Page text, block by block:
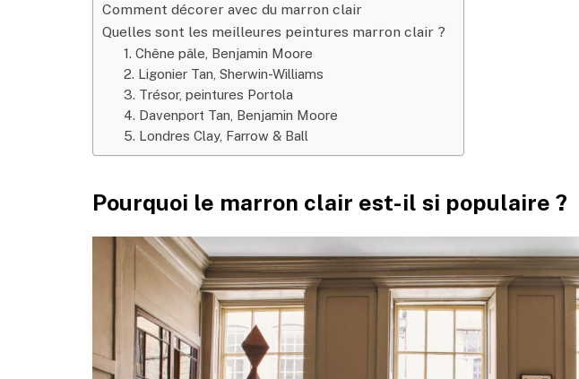
Comment décorer avec du marron clair
Quelles sont les meilleures peintures marron clair ?
1. Chêne pâle, Benjamin Moore
2. Ligonier Tan, Sherwin-Williams
3. Trésor, peintures Portola
4. Davenport Tan, Benjamin Moore
5. Londres Clay, Farrow & Ball
Pourquoi le marron clair est-il si populaire ?